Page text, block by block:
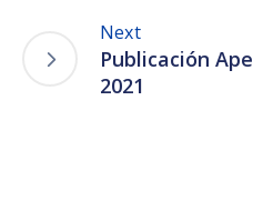
Next
Publicación
2021